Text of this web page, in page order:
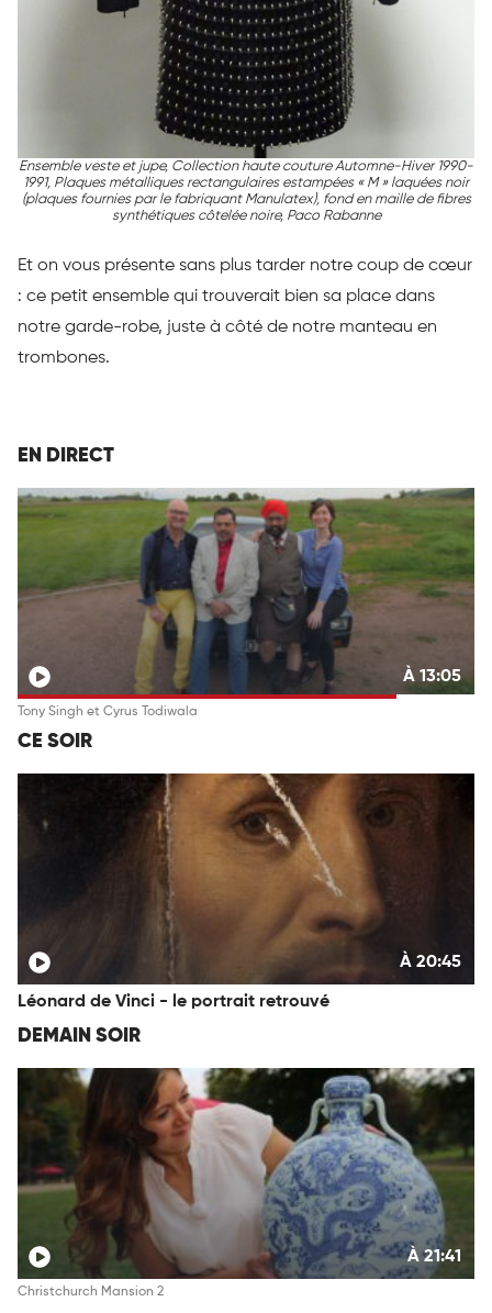
Ensemble veste et jupe, Collection haute couture Automne-Hiver 1990-
1991, Plaques métalliques rectangulaires estampées « M » laquées noir
(plaques fournies par le fabriquant Manulatex), fond en maille de fibres
synthétiques côtelée noire, Paco Rabanne
Et on vous présente sans plus tarder notre coup de cœur
: ce petit ensemble qui trouverait bien sa place dans
notre garde-robe, juste à côté de notre manteau en
trombones.
EN DIRECT
À 13:05
Tony Singh et Cyrus Todiwala
CE SOIR
À 20:45
Léonard de Vinci - le portrait retrouvé
DEMAIN SOIR
À 21:41
Christchurch Mansion 2